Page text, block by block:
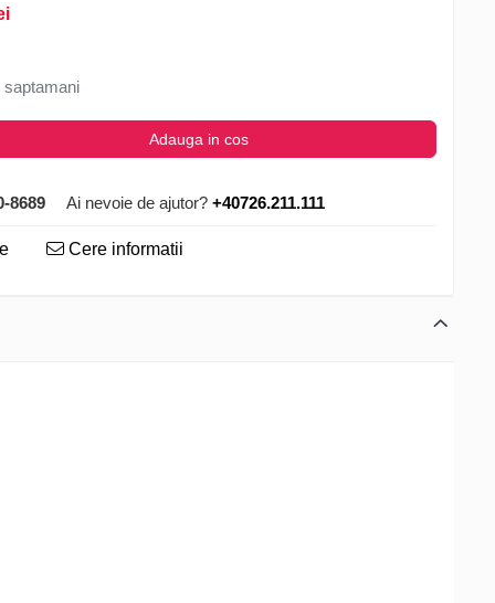
saptamani
Adauga in cos
8689 Ai nevoie de ajutor? +40726.211.111
Cere informatii